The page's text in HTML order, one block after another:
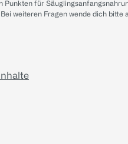
Punkten für
Bei weiteren Fragen wende dich bitte